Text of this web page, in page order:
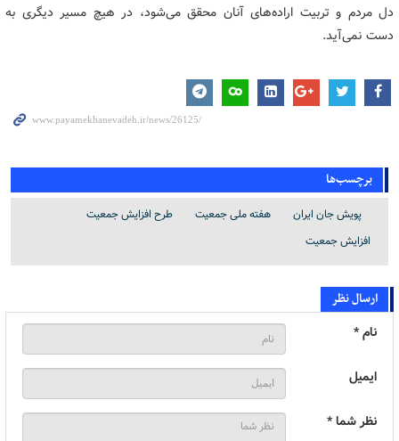
دل مردم و تربیت اراده‌های آنان محقق می‌شود، در هیچ مسیر دیگری به
دست نمی‌آید.
برچسب‌ها
پویش جان ایران هفته ملی جمعیت
طرح افزایش جمعیت
افزایش جمعیت
ارسال نظر
نام *
ایمیل
نظر شما *